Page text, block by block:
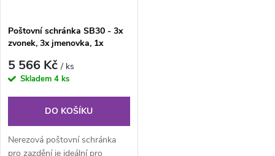
Poštovní schránka SB30 - 3x
zvonek, 3x jmenovka, 1x
5 566 Kč/ ks
Skladem 4 ks
DO KOŠÍKU
Nerezová poštovní schránka
pro zazdění je ideální pro